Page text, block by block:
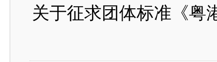
关于征求团体标准《粤